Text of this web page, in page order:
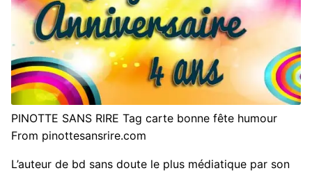
PINOTTE SANS RIRE Tag carte bonne fête humour
From pinottesansrire.com
L’auteur de bd sans doute le plus médiatique par son